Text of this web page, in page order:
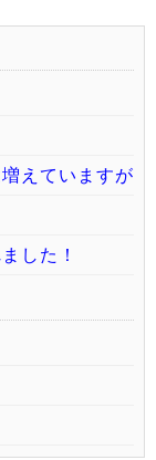
えていますが
した！